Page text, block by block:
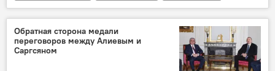
Экономика
Латвия
Раймондс Вейонис
суверенитет
территориальная целостность
Обратная сторона медали
переговоров между Алиевым и
Саргсяном